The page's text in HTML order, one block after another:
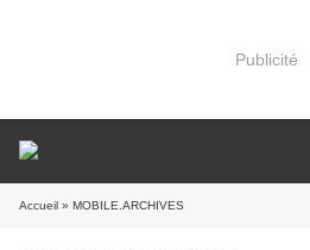
Publicité
Accueil » MOBILE.ARCHIVES